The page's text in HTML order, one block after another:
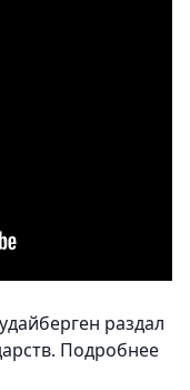
раздал
Подробнее